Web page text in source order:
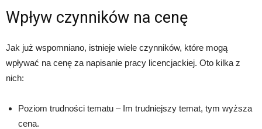
Wpływ czynników na cenę
Jak już wspomniano, istnieje wiele czynników, które mogą
wpływać na cenę za napisanie pracy licencjackiej. Oto kilka z
nich:
Poziom trudności tematu – Im trudniejszy temat, tym wyższa
cena.